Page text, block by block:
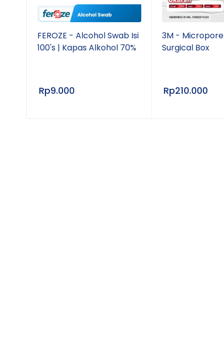
FEROZE - Alcohol Swab Isi
100's | Kapas Alkohol 70%
Rp9.000
3M -
Surgical Box
Rp210.000